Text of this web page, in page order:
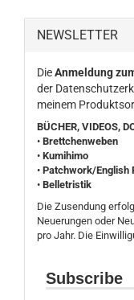
NEWSLETTER
DieAnmeldung
der
meinem
BÜCHER, VIDEOS,
• Brettchenweben
• Kumihimo
• Patchwork/English
• Belletristik
Die Zusendung
Neuerungen oder
pro Jahr. Die
Subscribe